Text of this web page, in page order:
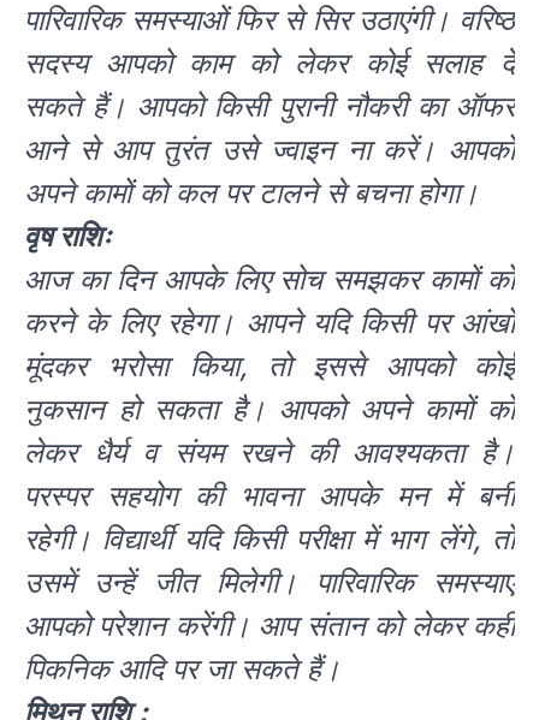
पारिवारिक समस्याओं फिर से सिर उठाएंगी। वरिष्ठ
सदस्य आपको काम को लेकर कोई सलाह दे
सकते हैं। आपको किसी पुरानी नौकरी का ऑफर
आने से आप तुरंत उसे ज्वाइन ना करें। आपको
अपने कामों को कल पर टालने से बचना होगा।
वृष राशिः
आज का दिन आपके लिए सोच समझकर कामों को
करने के लिए रहेगा। आपने यदि किसी पर आंखों
मूंदकर भरोसा किया, तो इससे आपको कोई
नुकसान हो सकता है। आपको अपने कामों को
लेकर धैर्य व संयम रखने की आवश्यकता है।
परस्पर सहयोग की भावना आपके मन में बनी
रहेगी। विद्यार्थी यदि किसी परीक्षा में भाग लेंगे, तो
उसमें उन्हें जीत मिलेगी। पारिवारिक समस्याएं
आपको परेशान करेंगी। आप संतान को लेकर कहीं
पिकनिक आदि पर जा सकते हैं।
मिथुन राशि :